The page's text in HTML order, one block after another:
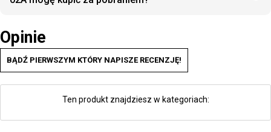
Opinie
BĄDŹ PIERWSZYM KTÓRY NAPISZE RECENZJĘ!
Ten produkt znajdziesz w kategoriach: